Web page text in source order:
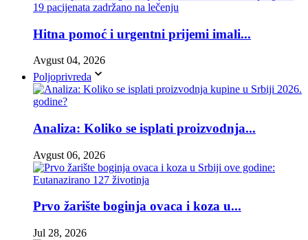
Hitna pomoć i urgentni prijemi imali...
Avgust 04, 2026
Poljoprivreda
Analiza: Koliko se isplati proizvodnja...
Avgust 06, 2026
Prvo žarište boginja ovaca i koza u...
Jul 28, 2026